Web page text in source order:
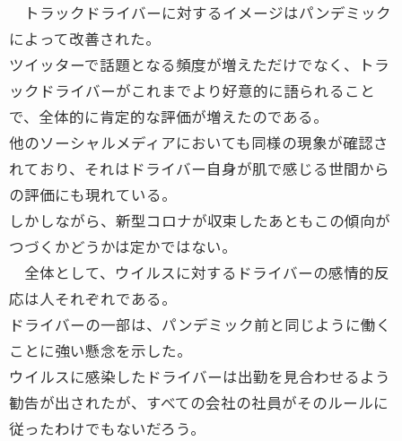
トラックドライバーに対するイメージはパンデミック
によって改善された。
ツイッターで話題となる頻度が増えただけでなく、トラ
ックドライバーがこれまでより好意的に語られること
で、全体的に肯定的な評価が増えたのである。
他のソーシャルメディアにおいても同様の現象が確認さ
れており、それはドライバー自身が肌で感じる世間から
の評価にも現れている。
しかしながら、新型コロナが収束したあともこの傾向が
つづくかどうかは定かではない。
全体として、ウイルスに対するドライバーの感情的反
応は人それぞれである。
ドライバーの一部は、パンデミック前と同じように働く
ことに強い懸念を示した。
ウイルスに感染したドライバーは出勤を見合わせるよう
勧告が出されたが、すべての会社の社員がそのルールに
従ったわけでもないだろう。